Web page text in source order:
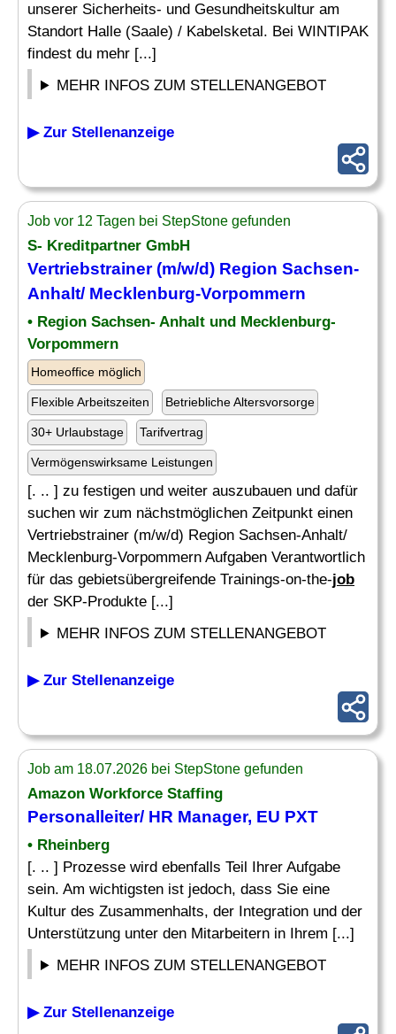
unserer Sicherheits- und Gesundheitskultur am
Standort Halle (Saale) / Kabelsketal. Bei WINTIPAK
findest du mehr [...]
MEHR INFOS ZUM STELLENANGEBOT
▶ Zur Stellenanzeige
Job vor 12 Tagen bei StepStone gefunden
S- Kreditpartner GmbH
Vertriebstrainer (m/w/d) Region Sachsen-
Anhalt/ Mecklenburg-Vorpommern
• Region Sachsen- Anhalt und Mecklenburg-
Vorpommern
Homeoffice möglich
Flexible Arbeitszeiten Betriebliche Altersvorsorge
30+ Urlaubstage Tarifvertrag
Vermögenswirksame Leistungen
[. .. ] zu festigen und weiter auszubauen und dafür
suchen wir zum nächstmöglichen Zeitpunkt einen
Vertriebstrainer (m/w/d) Region Sachsen-Anhalt/
Mecklenburg-Vorpommern Aufgaben Verantwortlich
für das gebietsübergreifende Trainings-on-the-job
der SKP-Produkte [...]
MEHR INFOS ZUM STELLENANGEBOT
▶ Zur Stellenanzeige
Job am 18.07.2026 bei StepStone gefunden
Amazon Workforce Staffing
Personalleiter/ HR Manager, EU PXT
• Rheinberg
[. .. ] Prozesse wird ebenfalls Teil Ihrer Aufgabe
sein. Am wichtigsten ist jedoch, dass Sie eine
Kultur des Zusammenhalts, der Integration und der
Unterstützung unter den Mitarbeitern in Ihrem [...]
MEHR INFOS ZUM STELLENANGEBOT
▶ Zur Stellenanzeige